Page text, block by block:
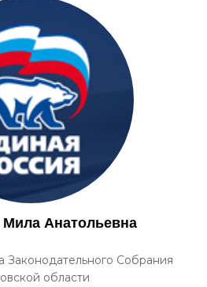
Мила Анатольевна
Законодательного Собрания
области